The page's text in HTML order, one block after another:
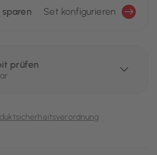
Set konfigurieren
prüfen